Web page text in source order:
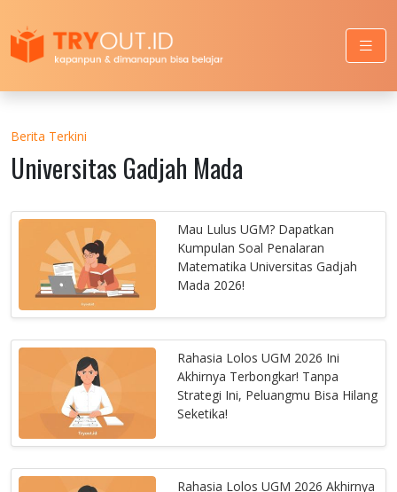
Berita Terkini
Universitas Gadjah Mada
Mau Lulus UGM? Dapatkan
Kumpulan Soal Penalaran
Matematika Universitas Gadjah
Mada 2026!
Rahasia Lolos UGM 2026 Ini
Akhirnya Terbongkar! Tanpa
Strategi Ini, Peluangmu Bisa Hilang
Seketika!
Rahasia Lolos UGM 2026 Akhirnya